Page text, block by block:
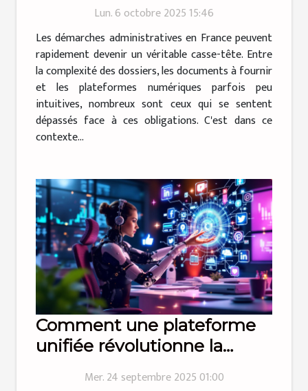
Lun. 6 octobre 2025 15:46
Les démarches administratives en France peuvent
rapidement devenir un véritable casse-tête. Entre
la complexité des dossiers, les documents à fournir
et les plateformes numériques parfois peu
intuitives, nombreux sont ceux qui se sentent
dépassés face à ces obligations. C'est dans ce
contexte...
Comment une plateforme
unifiée révolutionne la
Mer. 24 septembre 2025 01:00